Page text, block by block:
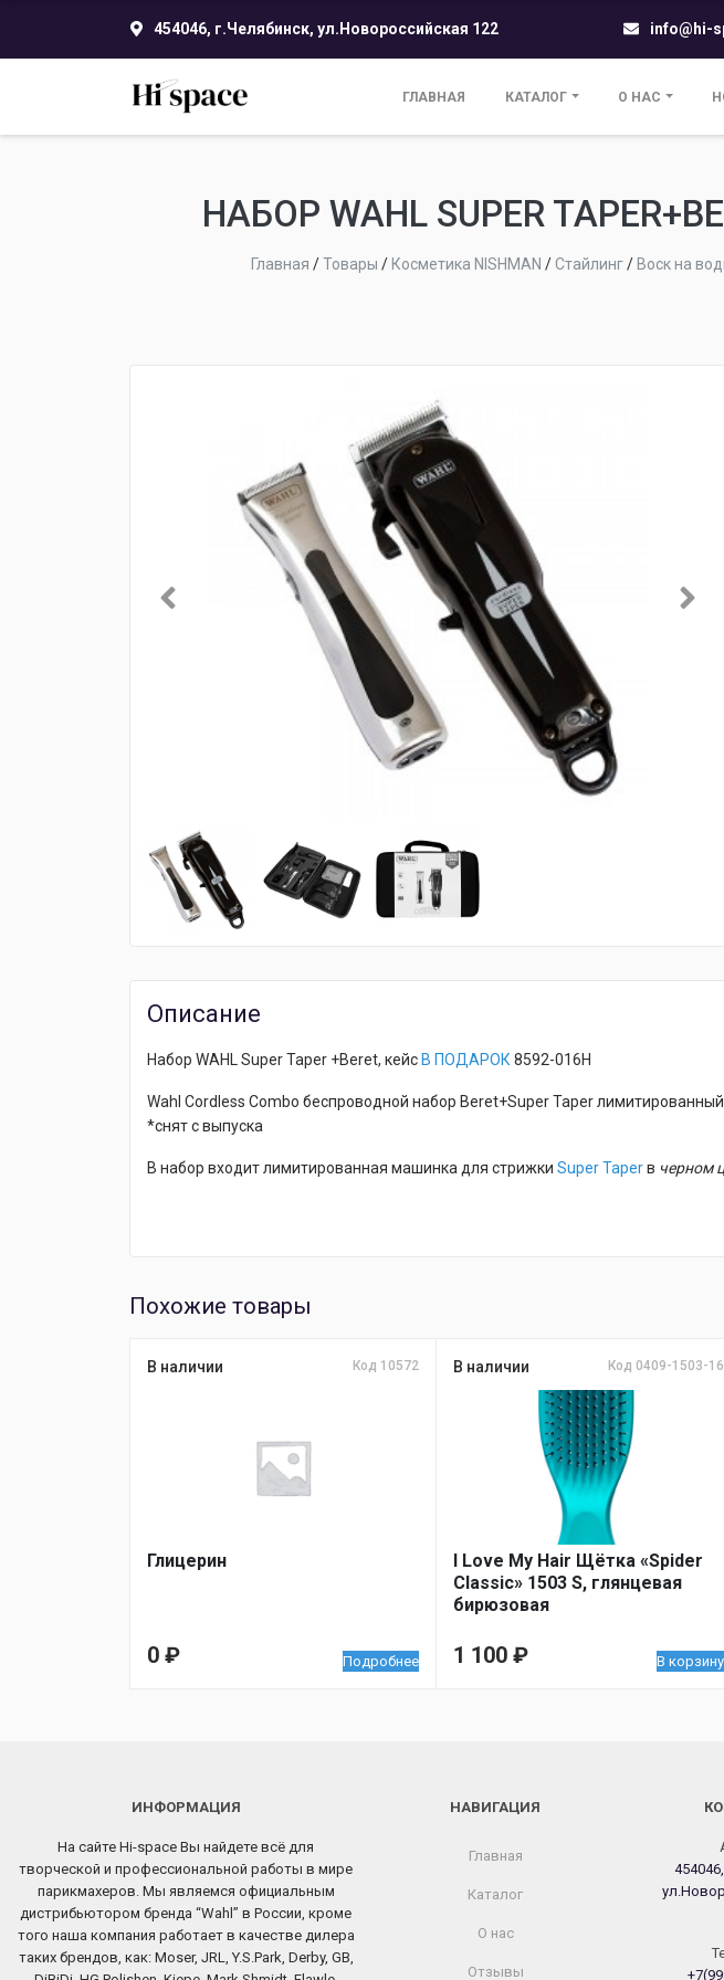
454046, г.Челябинск, ул.Новороссийская 122 info@hi-
ГЛАВНАЯ КАТАЛОГ О НАС
НАБОР WAHL SUPER
Главная /Товары / Косметика NISHMAN /Стайлинг/ Воск на
Описание
Набор WAHL Super Taper +Beret, кейс В ПОДАРОК 8592-016H
Wahl Cordless Combo беспроводной набор Beret+Super Taper
*снят с выпуска
В набор входит лимитированная машинка для стрижки Super Taperв черном
Похожие товары
В наличии Код 10572
Глицерин
0 ₽ Подробнее
В наличии Код 0409-1503-16
I Love My Hair Щётка «Spider
Classic» 1503 S, глянцевая
бирюзовая
1 100 ₽ В корзину
ИНФОРМАЦИЯ
На сайте Hi-space Вы найдете всё для
творческой и профессиональной работы в мире
парикмахеров. Мы являемся официальным
дистрибьютором бренда “Wahl” в России, кроме
того наша компания работает в качестве дилера
таких брендов, как: Moser, JRL, Y.S.Park, Derby, GB,
НАВИГАЦИЯ
Главная
Каталог
О нас
Отзывы